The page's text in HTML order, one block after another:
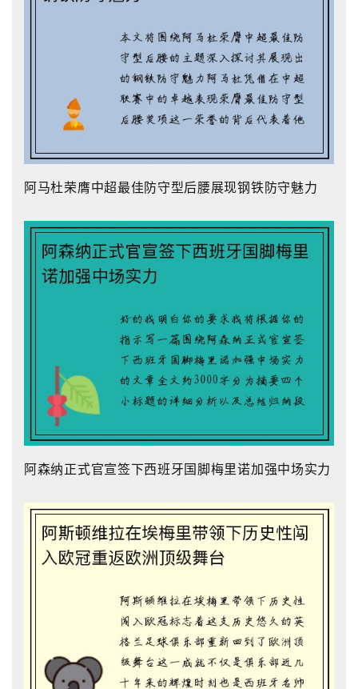
阿马杜荣膺中超最佳防守型后腰展现钢铁防守魅力
阿森纳正式官宣签下西班牙国脚梅里诺加强中场实力